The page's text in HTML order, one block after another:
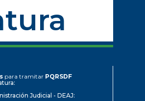
para tramitar PQRSDF
Judicial - DEAJ: